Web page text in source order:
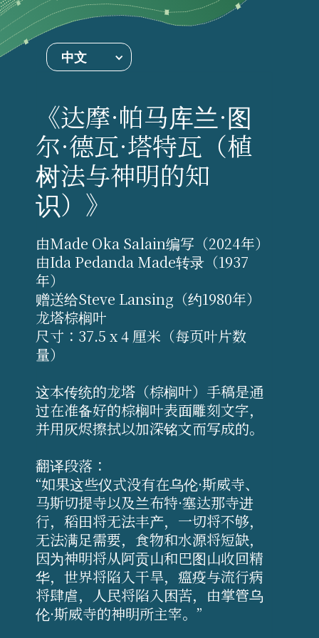
中文
《达摩·帕马库兰·图
尔·德瓦·塔特瓦（植
树法与神明的知
识）》
由Made Oka Salain编写（2024年）
由Ida Pedanda Made转录（1937
年）
赠送给Steve Lansing（约1980年）
龙塔棕榈叶
尺寸：37.5 x 4 厘米（每页叶片数
量）
这本传统的龙塔（棕榈叶）手稿是通
过在准备好的棕榈叶表面雕刻文字，
并用灰烬擦拭以加深铭文而写成的。
翻译段落：
“如果这些仪式没有在乌伦·斯威寺、
马斯切提寺以及兰布特·塞达那寺进
行，稻田将无法丰产，一切将不够，
无法满足需要，食物和水源将短缺，
因为神明将从阿贡山和巴图山收回精
华，世界将陷入干旱，瘟疫与流行病
将肆虐，人民将陷入困苦，由掌管乌
伦·斯威寺的神明所主宰。”